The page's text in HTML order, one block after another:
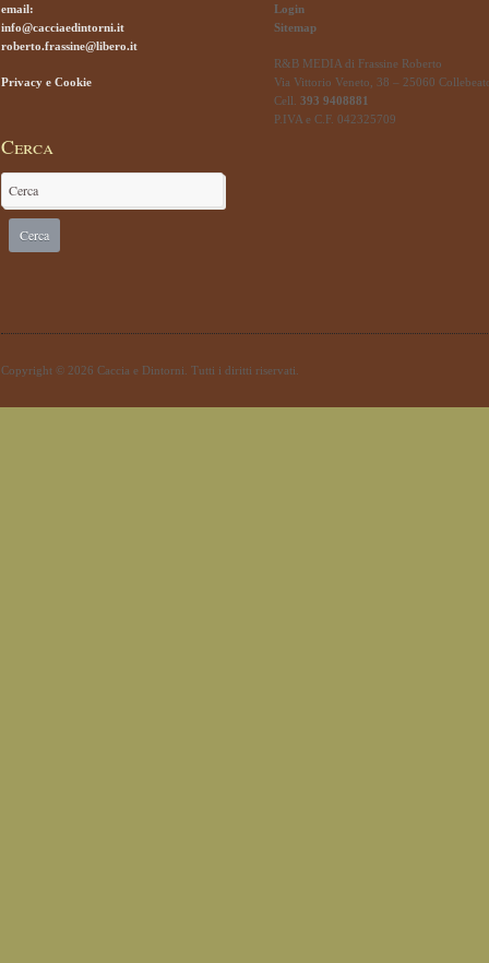
email:
info@cacciaedintorni.it
roberto.frassine@libero.it
Privacy e Cookie
Cerca
Login
Sitemap
R&B MEDIA di Frassine Roberto
Via Vittorio Veneto, 38 – 25060
Cell. 393 9408881
P.IVA e C.F. 042325709
Copyright © 2026 Caccia e Dintorni. Tutti i diritti riservati.